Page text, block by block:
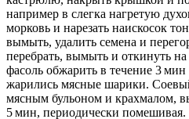
например в слегка нагретую
морковь и нарезать наискосок
вымыть, удалить семена и
перебрать, вымыть и откинуть
фасоль обжарить в течение 3 мин
жарились мясные шарики.
мясным бульоном и крахмалом,
5 мин, периодически